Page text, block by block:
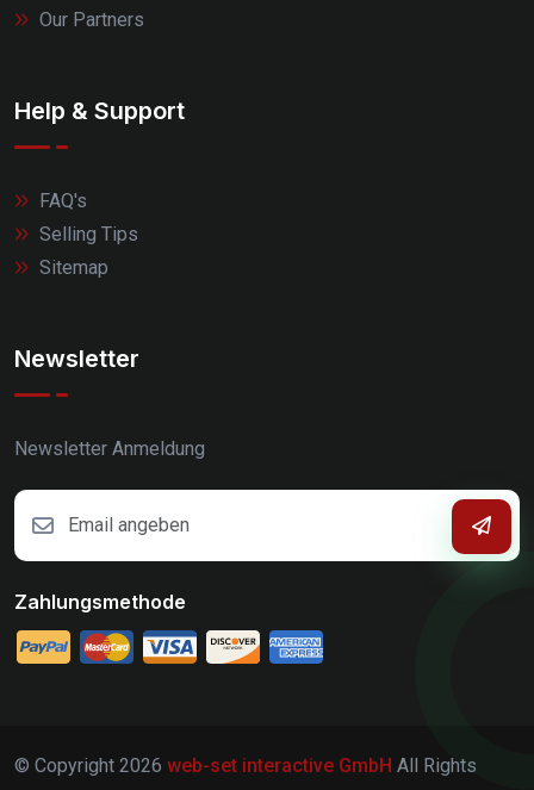
Our Partners
Help & Support
FAQ's
Selling Tips
Sitemap
Newsletter
Newsletter Anmeldung
Zahlungsmethode
© Copyright 2026 web-set interactive GmbH All Rights